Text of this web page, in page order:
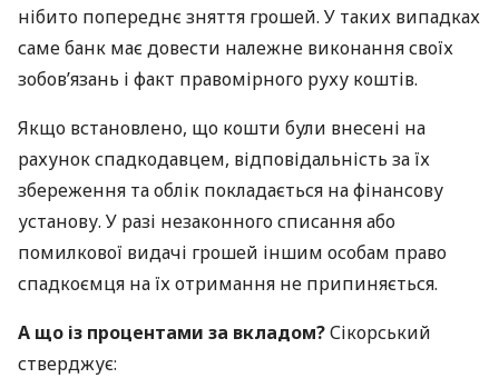
нібито попереднє зняття грошей. У таких випадках
саме банк має довести належне виконання своїх
зобов’язань і факт правомірного руху коштів.
Якщо встановлено, що кошти були внесені на
рахунок спадкодавцем, відповідальність за їх
збереження та облік покладається на фінансову
установу. У разі незаконного списання або
помилкової видачі грошей іншим особам право
спадкоємця на їх отримання не припиняється.
А що із процентами за вкладом?Сікорський
стверджує: